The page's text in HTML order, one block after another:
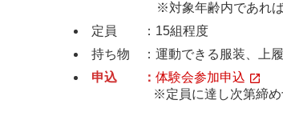
※対象年齢内であればご兄
定員 ：15組程度
持ち物 ：運動できる服装、上
申込 ： 体験会参加申込
※定員に達し次第締め切